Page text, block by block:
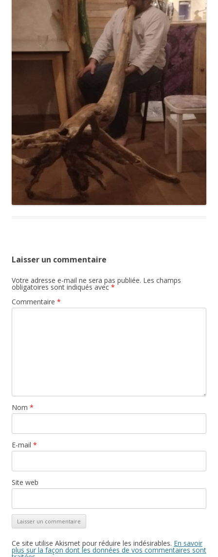
Laisser un commentaire
Votre adresse e-mail ne sera pas publiée. Les champs
obligatoires sont indiqués avec *
Commentaire *
Nom *
E-mail *
Site web
Ce site utilise Akismet pour réduire les indésirables. En savoir
plus sur la façon dont les données de vos commentaires sont